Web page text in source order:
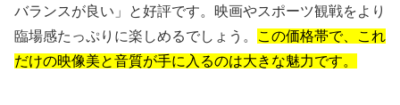
バランスが良い」と好評です。映画やスポーツ観戦をより
臨場感たっぷりに楽しめるでしょう。
この価格帯で、これ
だけの映像美と音質が手に入るのは大きな魅力です。